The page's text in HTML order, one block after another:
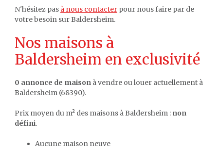
N'hésitez pas à nous contacter pour nous faire par de
votre besoin sur Baldersheim.
Nos maisons à
Baldersheim en exclusivité
0 annonce de maison à vendre ou louer actuellement à
Baldersheim (68390).
Prix moyen du m² des maisons à Baldersheim : non
défini.
Aucune maison neuve